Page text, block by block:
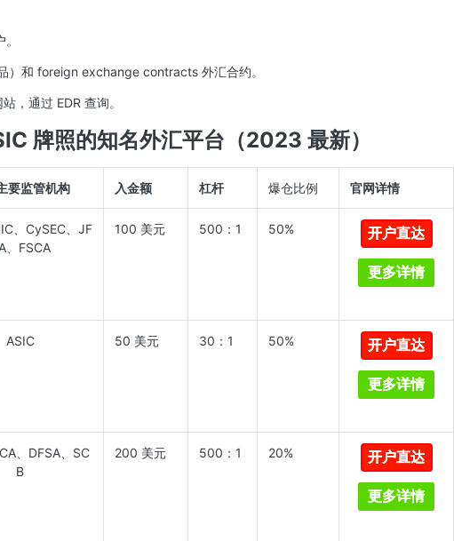
）和 foreign exchange contracts 外汇合约。
，通过 EDR 查询。
牌照的知名外汇平台（2023 最新）
要监管机构 入金额 杠杆 爆仓比例 官网详情
、CySEC、JF
、FSCA
100 美元 500：1 50% 开户直达
更多详情
ASIC 50 美元 30：1 50% 开户直达
更多详情
、DFSA、SC
B
200 美元 500：1 20% 开户直达
更多详情